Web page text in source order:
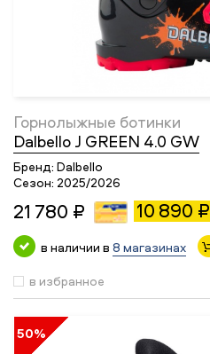
Горнолыжные ботинки
Dalbello J GREEN 4.0 GW
Бренд: Dalbello
Сезон: 2025/2026
21 780 ₽ 10 890 ₽
в наличии в 8 магазинах
в избранное
50%